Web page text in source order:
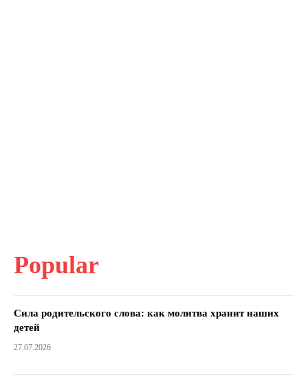
Popular
Сила родительского слова: как молитва хранит наших
детей
27.07.2026